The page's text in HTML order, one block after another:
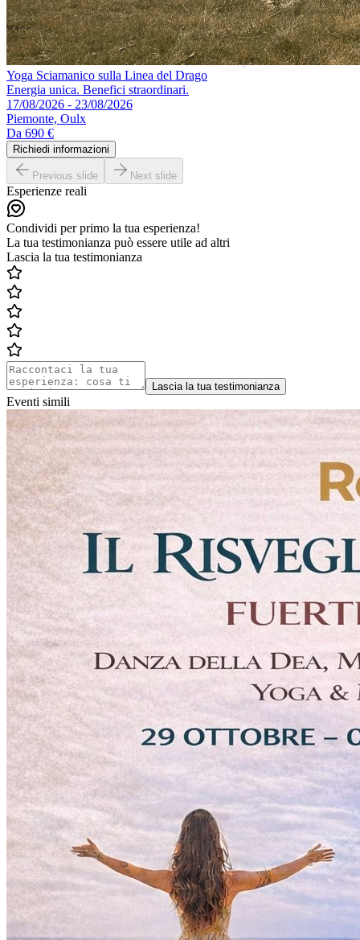
Yoga Sciamanico sulla Linea del Drago
Energia unica. Benefici straordinari.
17/08/2026 - 23/08/2026
Piemonte, Oulx
Da 690 €
Richiedi informazioni
Previous slide Next slide
Esperienze reali
Condividi per primo la tua esperienza!
La tua testimonianza può essere utile ad altri
Lascia la tua testimonianza
Lascia la tua testimonianza
Eventi simili